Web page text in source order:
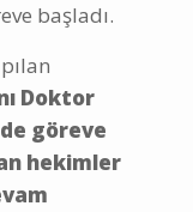
başladı.
Doktor
göreve
hekimler